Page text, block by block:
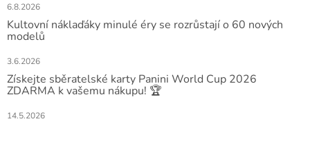
6.8.2026
Kultovní náklaďáky minulé éry se rozrůstají o 60 nových
modelů
3.6.2026
Získejte sběratelské karty Panini World Cup 2026
ZDARMA k vašemu nákupu! 🏆
14.5.2026